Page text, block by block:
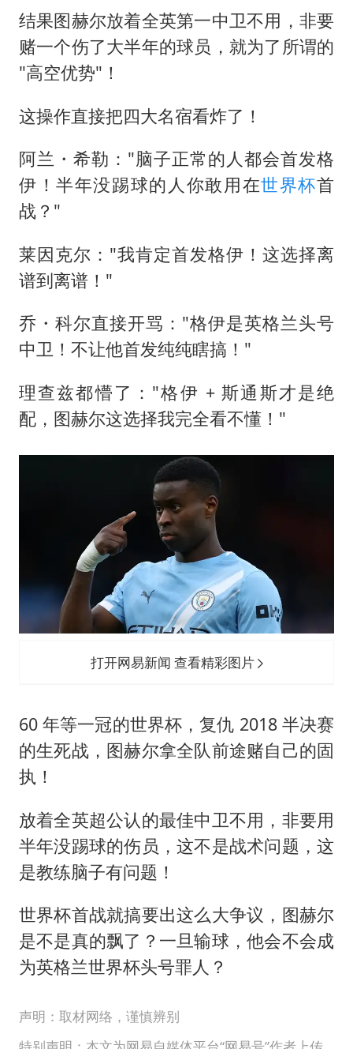
结果图赫尔放着全英第一中卫不用，非要
赌一个伤了大半年的球员，就为了所谓的
"高空优势"！
这操作直接把四大名宿看炸了！
阿兰・希勒："脑子正常的人都会首发格
伊！半年没踢球的人你敢用在世界杯首
战？"
莱因克尔："我肯定首发格伊！这选择离
谱到离谱！"
乔・科尔直接开骂："格伊是英格兰头号
中卫！不让他首发纯纯瞎搞！"
理查兹都懵了："格伊 + 斯通斯才是绝
配，图赫尔这选择我完全看不懂！"
打开网易新闻 查看精彩图片
60 年等一冠的世界杯，复仇 2018 半决赛
的生死战，图赫尔拿全队前途赌自己的固
执！
放着全英超公认的最佳中卫不用，非要用
半年没踢球的伤员，这不是战术问题，这
是教练脑子有问题！
世界杯首战就搞要出这么大争议，图赫尔
是不是真的飘了？一旦输球，他会不会成
为英格兰世界杯头号罪人？
声明：取材网络，谨慎辨别